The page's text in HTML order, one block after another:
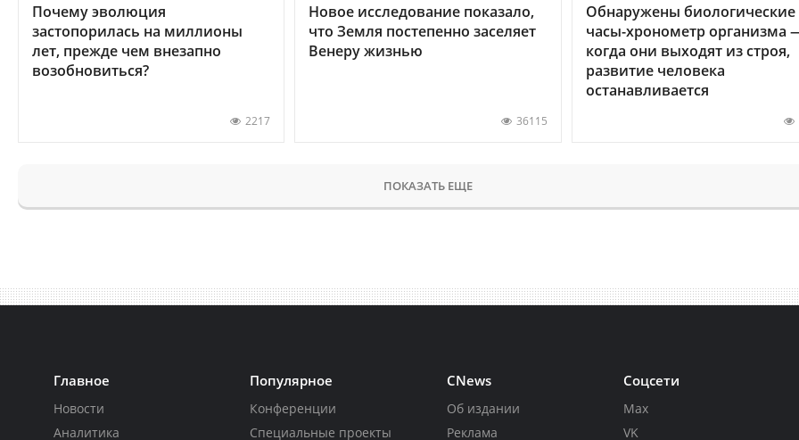
Почему эволюция
застопорилась на миллионы
лет, прежде чем внезапно
возобновиться?
2217
Новое исследование показало,
что Земля постепенно заселяет
Венеру жизнью
36115
Обнаружены биологические
часы-хронометр организма
когда они выходят из строя,
развитие человека
останавливается
ПОКАЗАТЬ ЕЩЕ
Главное
Новости
Аналитика
Популярное
Конференции
Специальные проекты
CNews
Об издании
Реклама
Соцсети
Max
VK